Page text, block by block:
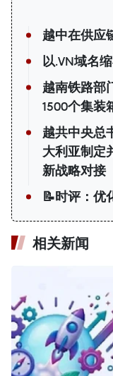
越中在供应
以.VN域名
越南铁路部
1500个集装
越共中央总
大利亚制定
新战略对接
📝时评：优
相关新闻